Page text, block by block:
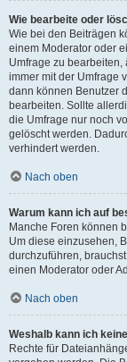
Wie bearbeite oder
Wie bei den Beiträgen
einem Moderator oder
Umfrage zu
immer mit der Umfrage
dann können Benutzer
bearbeiten. Sollte
die Umfrage nur noch
gelöscht werden.
verhindert werden.
Nach oben
Warum kann ich auf
Manche Foren können
Um diese einzusehen,
durchzuführen,
einen Moderator oder
Nach oben
Weshalb kann ich
Rechte für